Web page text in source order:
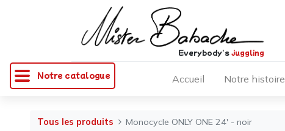
Notre catalogue
Everybody'sjuggling
Accueil Notre histoire
Tous les produits Monocycle ONLY ONE 24' - noir